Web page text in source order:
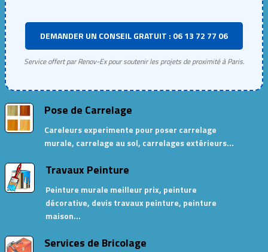
DEMANDER UN CONSEIL GRATUIT : 06 13 72 77 06
Service offert par Renov-Ex pour soutenir les projets de proximité à Paris.
Pose de Carrelage
Careleurs experimente pour poser carrelage
murale, carrelage au sol, carrelages extérieurs…
Travaux Peinture
Peinture murale meilleur prix, peinture
décorative, devis travaux peinture, peinture
maison…
Services de Bricolage